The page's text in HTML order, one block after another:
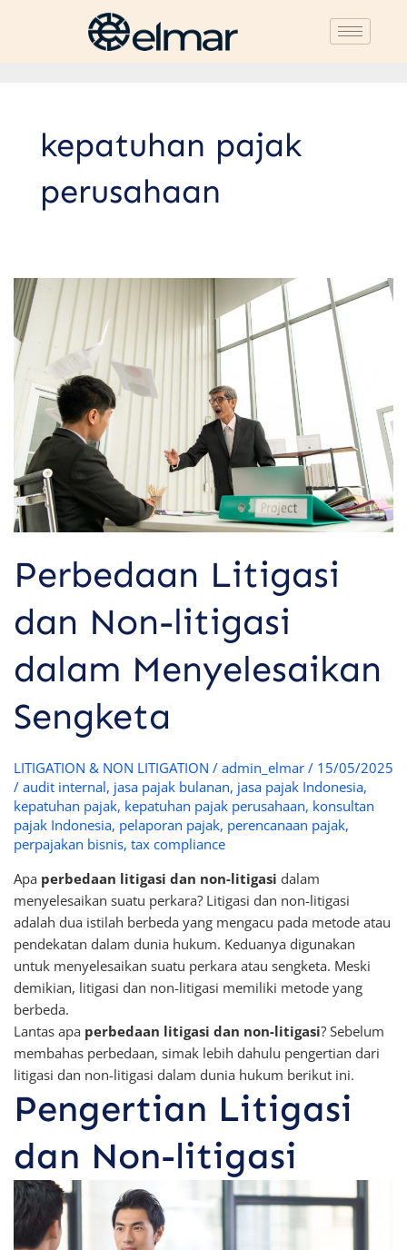
kepatuhan pajak
perusahaan
Perbedaan Litigasi
dan Non-litigasi
dalam Menyelesaikan
Sengketa
LITIGATION & NON LITIGATION / admin_elmar / 15/05/2025
/ audit internal, jasa pajak bulanan, jasa pajak Indonesia,
kepatuhan pajak, kepatuhan pajak perusahaan, konsultan
pajak Indonesia, pelaporan pajak, perencanaan pajak,
perpajakan bisnis, tax compliance
Apa perbedaan litigasi dan non-litigasi dalam
menyelesaikan suatu perkara? Litigasi dan non-litigasi
adalah dua istilah berbeda yang mengacu pada metode atau
pendekatan dalam dunia hukum. Keduanya digunakan
untuk menyelesaikan suatu perkara atau sengketa. Meski
demikian, litigasi dan non-litigasi memiliki metode yang
berbeda.
Lantas apa perbedaan litigasi dan non-litigasi? Sebelum
membahas perbedaan, simak lebih dahulu pengertian dari
litigasi dan non-litigasi dalam dunia hukum berikut ini.
Pengertian Litigasi
dan Non-litigasi
Perbedaan
Litigasi
dan
Non-
litigasi
dalam
Menyelesaikan
Sengketa